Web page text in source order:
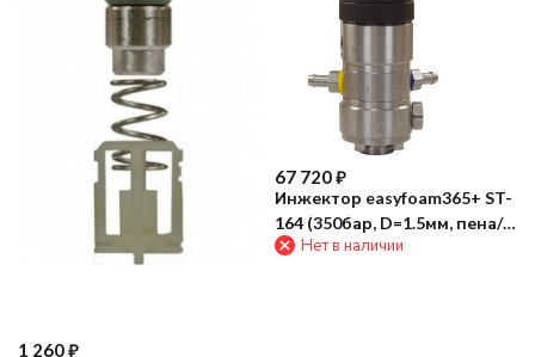
1 260₽
67 720₽
Инжектор easyfoam365+ ST-
164 (350бар, D=1.5мм, пена/
дезинф/смыв)
Нет в наличии